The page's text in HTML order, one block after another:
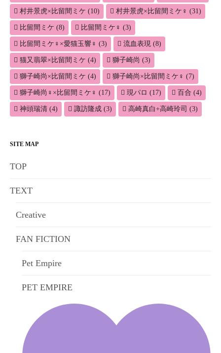
村井景虎×比留間ミケ (10) 村井景虎×比留間ミケ♀ (31)
比留間ミケ (8) 比留間ミケ♀ (3)
比留間ミケ♀×愛猫玉響♀ (3) 流血表現 (8)
猫又翡翠×比留間ミケ (4) 獅子崎尚 (3)
獅子崎尚×比留間ミケ (4) 獅子崎尚×比留間ミケ♀ (7)
獅子崎尚♀×比留間ミケ♀ (17) 現パロ (17) 百合 (4)
神頭瑞清 (4) 諏訪隆成 (3) 高崎真白+高崎玲司 (3)
SITE MAP
TOP
TEXT
Creative
FAN FICTION
Pet Empire
PET EMPIRE